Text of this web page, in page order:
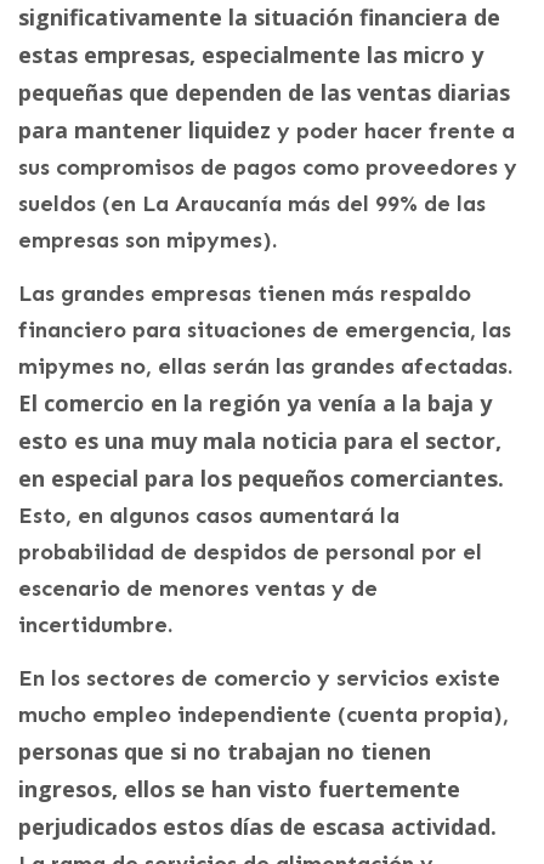
significativamente la situación financiera de
estas empresas, especialmente las micro y
pequeñas que dependen de las ventas diarias
para mantener liquidez y poder hacer frente a
sus compromisos de pagos como proveedores y
sueldos (en La Araucanía más del 99% de las
empresas son mipymes).
Las grandes empresas tienen más respaldo
financiero para situaciones de emergencia, las
mipymes no, ellas serán las grandes afectadas.
El comercio en la región ya venía a la baja y
esto es una muy mala noticia para el sector,
en especial para los pequeños comerciantes.
Esto, en algunos casos aumentará la
probabilidad de despidos de personal por el
escenario de menores ventas y de
incertidumbre.
En los sectores de comercio y servicios existe
mucho empleo independiente (cuenta propia),
personas que si no trabajan no tienen
ingresos, ellos se han visto fuertemente
perjudicados estos días de escasa actividad.